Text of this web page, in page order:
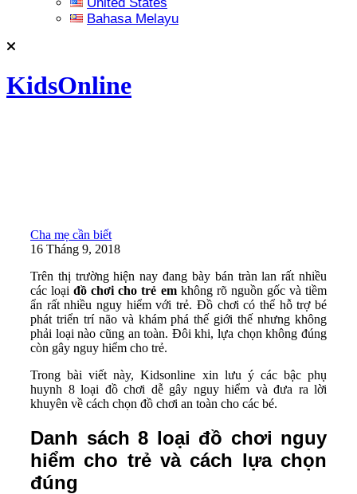
Bahasa Melayu
KidsOnline
Cha mẹ cần biết
16 Tháng 9, 2018
Trên thị trường hiện nay đang bày bán tràn lan rất nhiều
các loạiđồ chơi cho trẻ emkhông rõ nguồn gốc và tiềm
ẩn rất nhiều nguy hiểm với trẻ. Đồ chơi có thể hỗ trợ bé
phát triển trí não và khám phá thế giới thế nhưng không
phải loại nào cũng an toàn. Đôi khi, lựa chọn không đúng
còn gây nguy hiểm cho trẻ.
Trong bài viết này, Kidsonline xin lưu ý các bậc phụ
huynh 8 loại đồ chơi dễ gây nguy hiểm và đưa ra lời
khuyên về cách chọn đồ chơi an toàn cho các bé.
Danh sách 8 loại đồ chơi nguy
hiểm cho trẻ và cách lựa chọn
đúng